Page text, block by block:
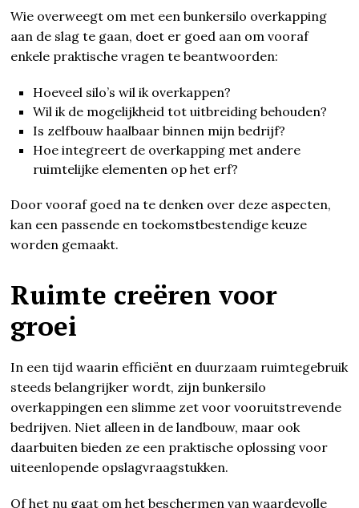
Wie overweegt om met een bunkersilo overkapping
aan de slag te gaan, doet er goed aan om vooraf
enkele praktische vragen te beantwoorden:
Hoeveel silo’s wil ik overkappen?
Wil ik de mogelijkheid tot uitbreiding behouden?
Is zelfbouw haalbaar binnen mijn bedrijf?
Hoe integreert de overkapping met andere
ruimtelijke elementen op het erf?
Door vooraf goed na te denken over deze aspecten,
kan een passende en toekomstbestendige keuze
worden gemaakt.
Ruimte creëren voor
groei
In een tijd waarin efficiënt en duurzaam ruimtegebruik
steeds belangrijker wordt, zijn bunkersilo
overkappingen een slimme zet voor vooruitstrevende
bedrijven. Niet alleen in de landbouw, maar ook
daarbuiten bieden ze een praktische oplossing voor
uiteenlopende opslagvraagstukken.
Of het nu gaat om het beschermen van waardevolle